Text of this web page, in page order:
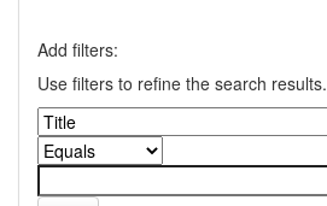
Add filters:
Use filters to refine the search results.